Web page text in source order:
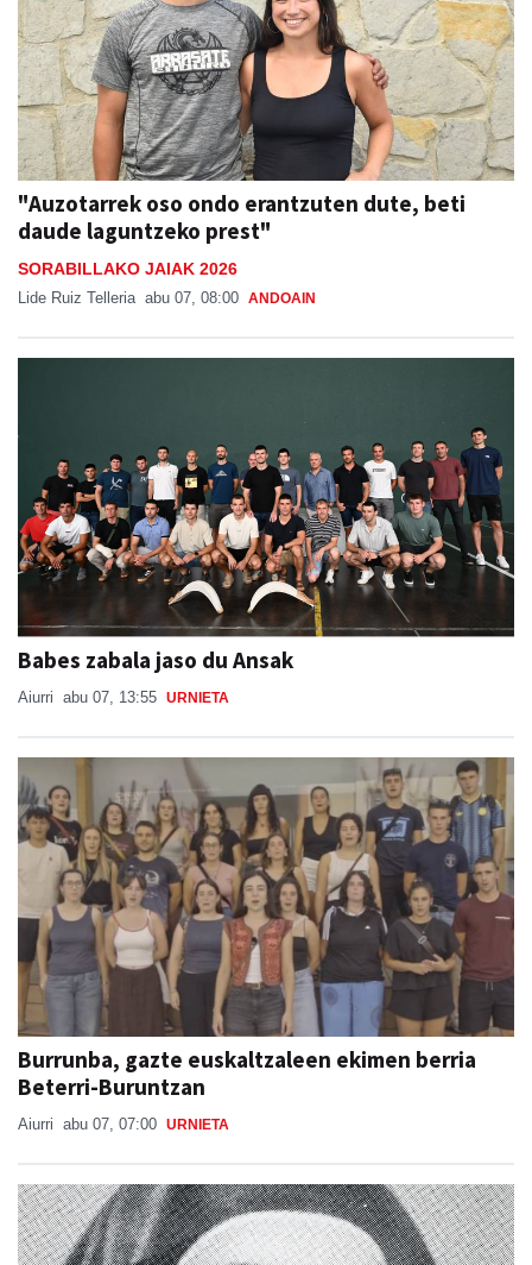
"Auzotarrek oso ondo erantzuten dute, beti
daude laguntzeko prest"
SORABILLAKO JAIAK 2026
Lide Ruiz Telleria abu 07, 08:00 ANDOAIN
Babes zabala jaso du Ansak
Aiurri abu 07, 13:55 URNIETA
Burrunba, gazte euskaltzaleen ekimen berria
Beterri-Buruntzan
Aiurri abu 07, 07:00 URNIETA